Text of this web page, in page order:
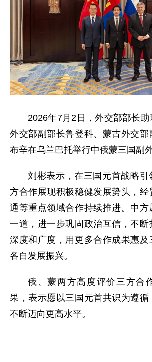
2026年7月2日，外交部部长
外交部副部长鲁登科、蒙古外交部
布辛在乌兰巴托举行中俄蒙三国副
刘彬表示，在三国元首战略引
方合作展现积极稳健发展势头，经
通等重点领域合作持续推进。中
一道，进一步巩固政治互信，不断
深度和广度，用更多合作成果惠及
各自发展振兴。
俄、蒙两方高度评价三方合
果，表示愿以三国元首共识为遵
不断迈向更高水平。